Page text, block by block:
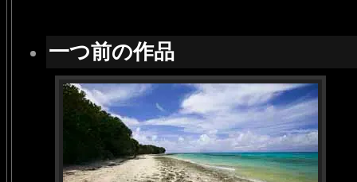
一つ前の作品